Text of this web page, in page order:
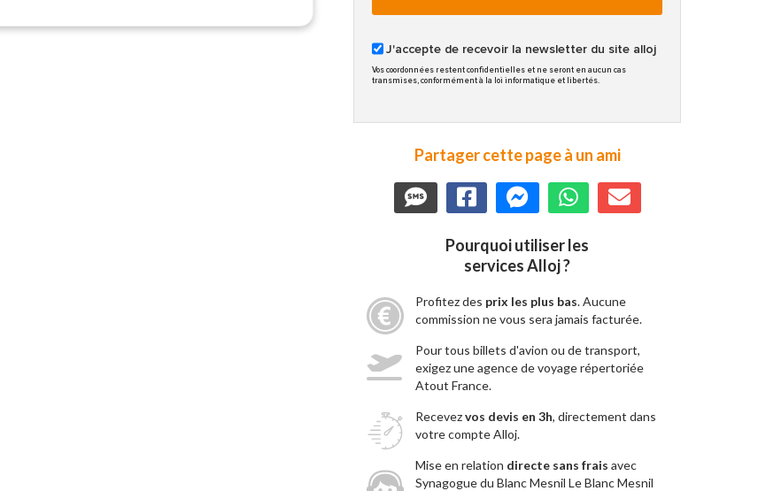
J'accepte de recevoir la newsletter du site alloj
Vos coordonnées restent confidentielles et ne seront en aucun cas
transmises, conformément à la loi informatique et libertés.
Partager cette page à un ami
Pourquoi utiliser les
services Alloj ?
Profitez des prix les plus bas. Aucune
commission ne vous sera jamais facturée.
Pour tous billets d'avion ou de transport,
exigez une agence de voyage répertoriée
Atout France.
Recevezvos devis en 3h, directement dans
votre compte Alloj.
Mise en relation directe sans frais avec
Synagogue du Blanc Mesnil Le Blanc Mesnil